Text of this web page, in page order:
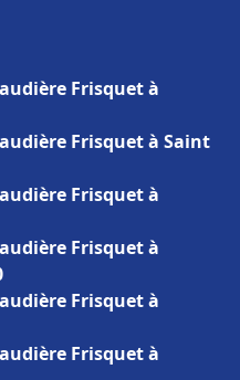
Frisquet à
Frisquet à Saint
Frisquet à
Frisquet à
Frisquet à
Frisquet à